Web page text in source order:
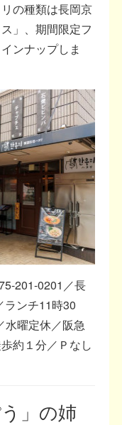
の種類は長岡京
」、期間限定フ
ンナップしま
201-0201／長
ランチ11時30
水曜定休／阪急
約１分／Ｐなし
」の姉